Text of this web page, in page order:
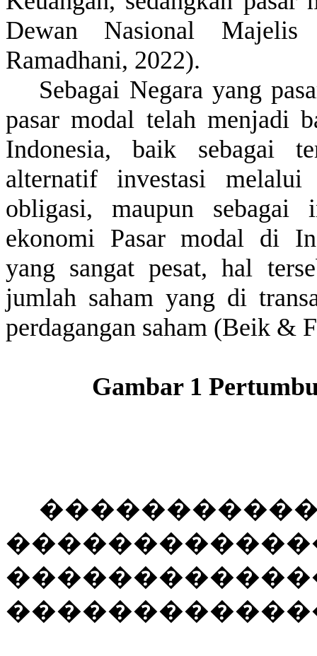
Dewan Nasional Majelis
Ramadhani, 2022).
Sebagai Negara yang
pasar modal telah menjadi
Indonesia,baik sebagai
alternatif
investasi
melalui
obligasi, maupun sebagai
ekonomi Pasar modal di
yang sangatpesat,hal
jumlah saham yang di
perdagangan saham (Beik &
Gambar 1